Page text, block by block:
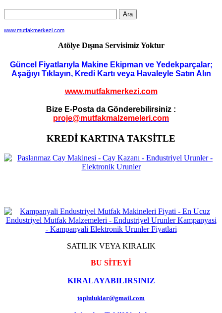
www.mutfakmerkezi.com
Atölye Dışına Servisimiz Yoktur
Güncel Fiyatlarıyla Makine Ekipman ve Yedekparçalar;
Aşağıyı Tıklayın, Kredi Kartı veya Havaleyle Satın Alın
www.mutfakmerkezi.com
Bize E-Posta da Gönderebilirsiniz :
proje@mutfakmalzemeleri.com
KREDİ KARTINA TAKSİTLE
SATILIK VEYA KIRALIK
BU SİTEYİ
KIRALAYABILIRSINIZ
topluluklar@gmail.com